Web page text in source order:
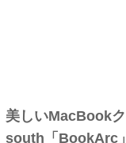
美しいMacBook
south「BookArc」